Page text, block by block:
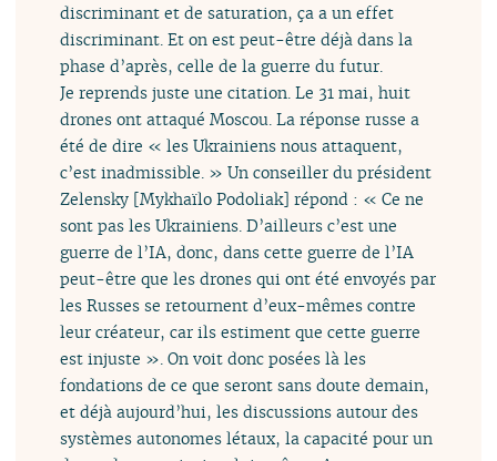
discriminant et de saturation, ça a un effet
discriminant. Et on est peut-être déjà dans la
phase d’après, celle de la guerre du futur.
Je reprends juste une citation. Le 31 mai, huit
drones ont attaqué Moscou. La réponse russe a
été de dire « les Ukrainiens nous attaquent,
c’est inadmissible. » Un conseiller du président
Zelensky [Mykhaïlo Podoliak] répond : « Ce ne
sont pas les Ukrainiens. D’ailleurs c’est une
guerre de l’IA, donc, dans cette guerre de l’IA
peut-être que les drones qui ont été envoyés par
les Russes se retournent d’eux-mêmes contre
leur créateur, car ils estiment que cette guerre
est injuste ». On voit donc posées là les
fondations de ce que seront sans doute demain,
et déjà aujourd’hui, les discussions autour des
systèmes autonomes létaux, la capacité pour un